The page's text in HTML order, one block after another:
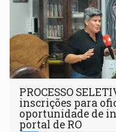
PROCESSO
inscrições para
oportunidade de
portal de RO